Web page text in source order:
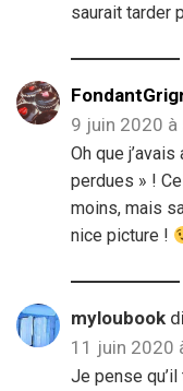
saurait tarder
9 juin 2020 à
Oh que
perdues » !
moins, mais
nice picture !
myloubook
11 juin 2020
Je pense